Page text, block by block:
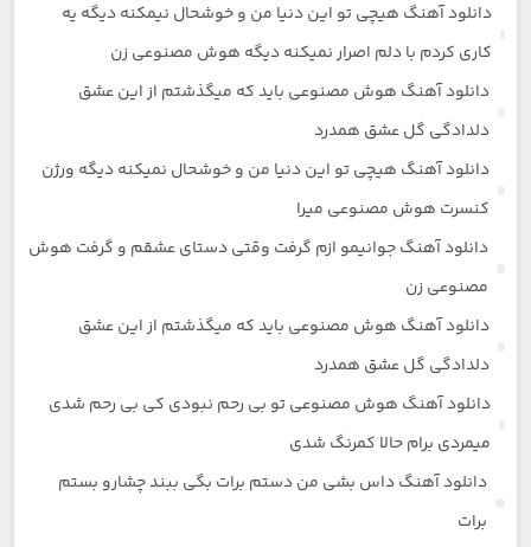
دانلود آهنگ هیچی تو این دنیا من و خوشحال نیمکنه دیگه یه
کاری کردم با دلم اصرار نمیکنه دیگه هوش مصنوعی زن
دانلود آهنگ هوش مصنوعی باید که میگذشتم از این عشق
دلدادگی گل عشق همدرد
دانلود آهنگ هیچی تو این دنیا من و خوشحال نمیکنه دیگه ورژن
کنسرت هوش مصنوعی میرا
دانلود آهنگ جوانیمو ازم گرفت وقتی دستای عشقم و گرفت هوش
مصنوعی زن
دانلود آهنگ هوش مصنوعی باید که میگذشتم از این عشق
دلدادگی گل عشق همدرد
دانلود آهنگ هوش مصنوعی تو بی رحم نبودی کی بی رحم شدی
میمردی برام حالا کمرنگ شدی
دانلود آهنگ داس بشی من دستم برات بگی ببند چشارو بستم
برات